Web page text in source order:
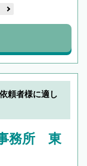
頼者様に適し
務所 東